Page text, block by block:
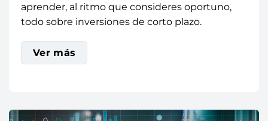
aprender, al ritmo que consideres oportuno,
todo sobre inversiones de corto plazo.
Ver más